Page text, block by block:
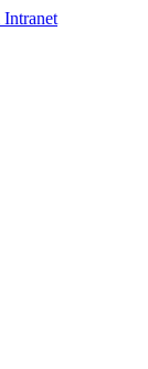
Intranet